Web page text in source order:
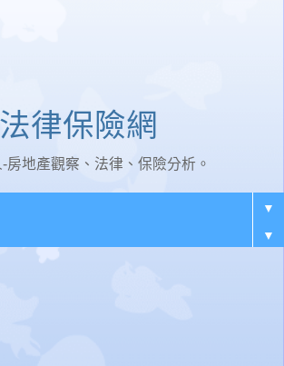
律保險網
房地產觀察、法律、保險分析。
▼
▼